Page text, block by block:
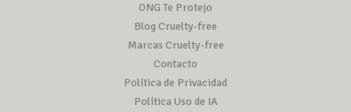
ONG Te Protejo
Blog Cruelty-free
Marcas Cruelty-free
Contacto
Política de Privacidad
Política Uso de IA